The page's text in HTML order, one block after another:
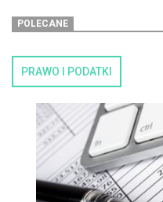
POLECANE
PRAWO I PODATKI